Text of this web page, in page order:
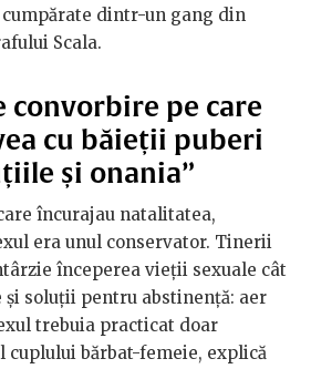
dintr-un gang din
Scala.
convorbire pe care
cu băieții puberi
și onania”
încurajau natalitatea,
era unul conservator. Tinerii
începerea vieții sexuale cât
și soluții pentru abstinență: aer
trebuia practicat doar
cuplului bărbat-femeie, explică